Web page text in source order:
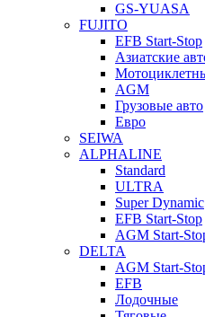
GS-YUASA
FUJITO
EFB Start-Stop
Азиатские
AGM
Грузовые авто
Евро
SEIWA
ALPHALINE
Standard
ULTRA
Super Dynamic
EFB Start-Stop
AGM Start-
DELTA
AGM Start-
EFB
Лодочные